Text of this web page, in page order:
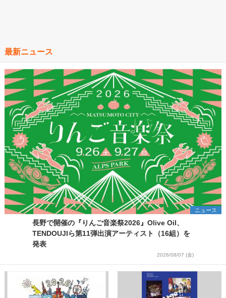
最新ニュース
ニュース
長野で開催の『りんご音楽祭2026』Olive Oil、
TENDOUJIら第11弾出演アーティスト（16組）を
発表
2026/08/07 (金)